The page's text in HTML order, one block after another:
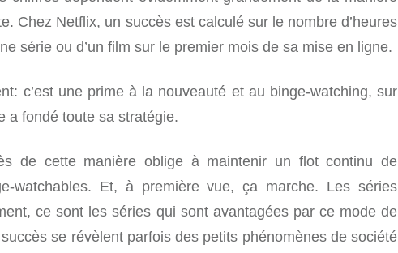
Chez Netflix, un succès est calculé sur le nombre d’heures
série ou d’un film sur le premier mois de sa mise en ligne.
c’est une prime à la nouveauté et au binge-watching, sur
a fondé toute sa stratégie.
de cette manière oblige à maintenir un flot continu de
watchables. Et, à première vue, ça marche. Les séries
ce sont les séries qui sont avantagées par ce mode de
se révèlent parfois des petits phénomènes de société